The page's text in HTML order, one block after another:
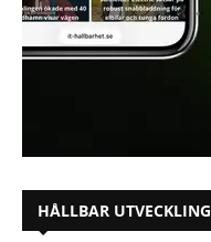
HÅLLBAR UTVECKLING